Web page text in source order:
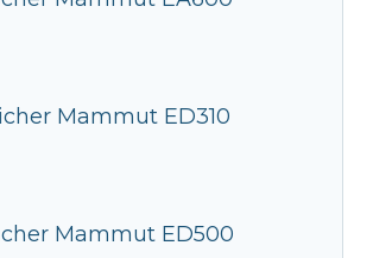
Mammut ED310
Mammut ED500